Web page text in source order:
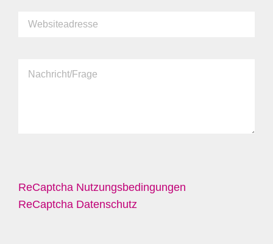
ReCaptcha Nutzungsbedingungen
ReCaptcha Datenschutz